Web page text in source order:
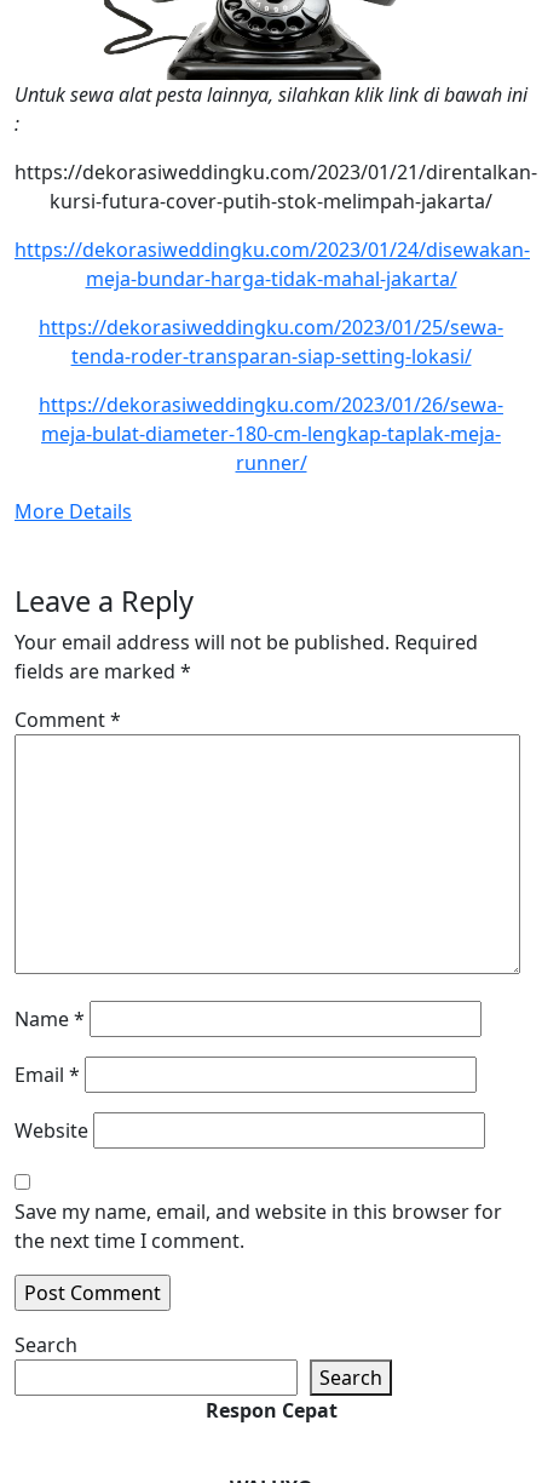
Untuk sewa alat pesta lainnya, silahkan klik link di bawah ini
:
https://dekorasiweddingku.com/2023/01/21/direntalkan-
kursi-futura-cover-putih-stok-melimpah-jakarta/
https://dekorasiweddingku.com/2023/01/24/disewakan-
meja-bundar-harga-tidak-mahal-jakarta/
https://dekorasiweddingku.com/2023/01/25/sewa-
tenda-roder-transparan-siap-setting-lokasi/
https://dekorasiweddingku.com/2023/01/26/sewa-
meja-bulat-diameter-180-cm-lengkap-taplak-meja-
runner/
More Details
Leave a Reply
Your email address will not be published. Required
fields are marked *
Comment*
Name*
Email *
Website
Save my name, email, and website in this browser for
the next time I comment.
Search
Search
Respon Cepat